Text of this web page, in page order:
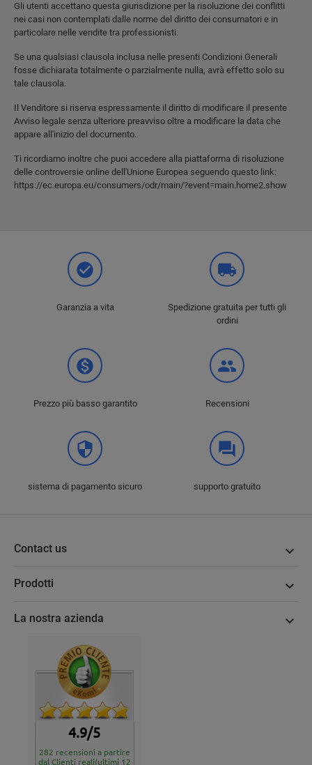
Gli utenti accettano questa giurisdizione per la risoluzione dei conflitti
nei casi non contemplati dalle norme del diritto dei consumatori e in
particolare nelle vendite tra professionisti.
Se una qualsiasi clausola inclusa nelle presenti Condizioni Generali
fosse dichiarata totalmente o parzialmente nulla, avrà effetto solo su
tale clausola.
Il Venditore si riserva espressamente il diritto di modificare il presente
Avviso legale senza ulteriore preavviso oltre a modificare la data che
appare all'inizio del documento.
Ti ricordiamo inoltre che puoi accedere alla piattaforma di risoluzione
delle controversie online dell'Unione Europea seguendo questo link:
https://ec.europa.eu/consumers/odr/main/?event=main.home2.show
check_circle
Garanzia a vita
local_shipping
Spedizione gratuita per tutti gli
ordini
monetization_on
Prezzo più basso garantito
group
Recensioni
security
sistema di pagamento sicuro
question_answer
supporto gratuito
Contact us 
Prodotti 
La nostra azienda 
4.9/5
282 recensioni a partire
dal Clienti reali(ultimi 12